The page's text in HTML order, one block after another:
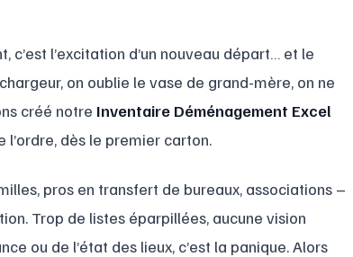
c’est l’excitation d’un nouveau départ… et le
on oublie le vase de grand-mère, on ne
créé notre Inventaire Déménagement Excel
dès le premier carton.
pros en transfert de bureaux, associations –
Trop de listes éparpillées, aucune vision
ou de l’état des lieux, c’est la panique. Alors